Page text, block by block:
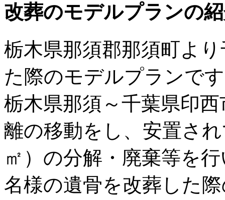
改葬のモデルプランの
栃木県那須郡那須町よ
た際のモデルプランで
栃木県那須～千葉県印
離の移動をし、安置さ
㎡）の分解・廃棄等を
名様の遺骨を改葬した